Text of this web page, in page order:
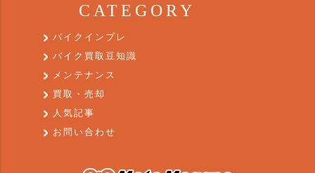
CATEGORY
バイクインプレ
バイク買取豆知識
メンテナンス
買取・売却
人気記事
お問い合わせ